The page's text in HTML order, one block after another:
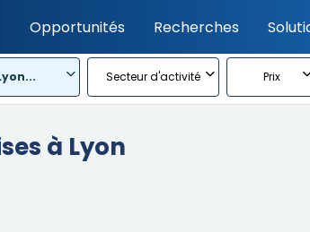
Opportunités Recherches
Secteur d'activité Prix
à Lyon